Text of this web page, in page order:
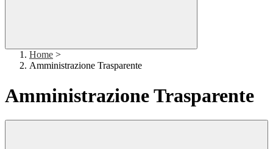
Home >
Amministrazione Trasparente
Amministrazione Trasparente